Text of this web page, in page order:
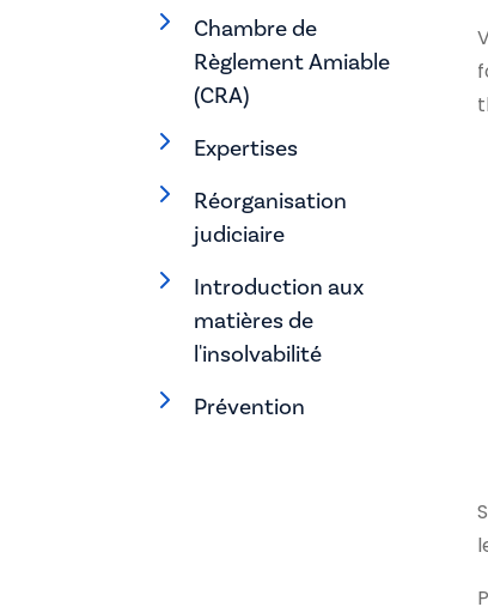
Chambre de
Règlement Amiable
(CRA)
Expertises
Réorganisation
judiciaire
Introduction aux
matières de
l'insolvabilité
Prévention